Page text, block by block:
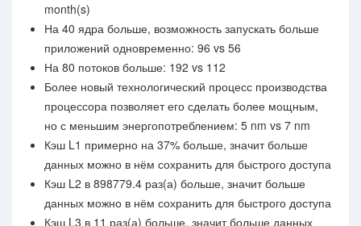
month(s)
На 40 ядра больше, возможность запускать больше
приложений одновременно: 96 vs 56
На 80 потоков больше: 192 vs 112
Более новый технологический процесс производства
процессора позволяет его сделать более мощным,
но с меньшим энергопотреблением: 5 nm vs 7 nm
Кэш L1 примерно на 37% больше, значит больше
данных можно в нём сохранить для быстрого доступа
Кэш L2 в 898779.4 раз(а) больше, значит больше
данных можно в нём сохранить для быстрого доступа
Кэш L3 в 11 раз(а) больше, значит больше данных